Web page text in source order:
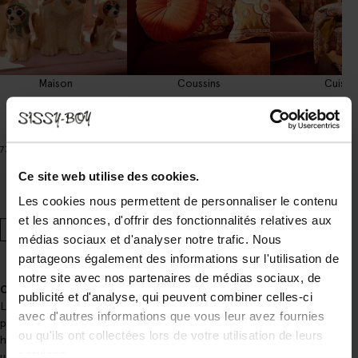
Ce site web utilise des cookies.
Les cookies nous permettent de personnaliser le contenu
et les annonces, d'offrir des fonctionnalités relatives aux
médias sociaux et d'analyser notre trafic. Nous
partageons également des informations sur l'utilisation de
notre site avec nos partenaires de médias sociaux, de
publicité et d'analyse, qui peuvent combiner celles-ci
avec d'autres informations que vous leur avez fournies
ou qu'ils ont collectées lors de votre utilisation de leurs
Maison Coussins
730 Articles
Page
1 ...
Précédent
21
Collection Homeland de Sissy-Boy
La collection Homeland de Sissy-Boy se compose de véritables
pièces maîtresses uniques pour votre intérieur. Desmeublesde
haute qualité aux coussinscolorés, qui permettent de donner en